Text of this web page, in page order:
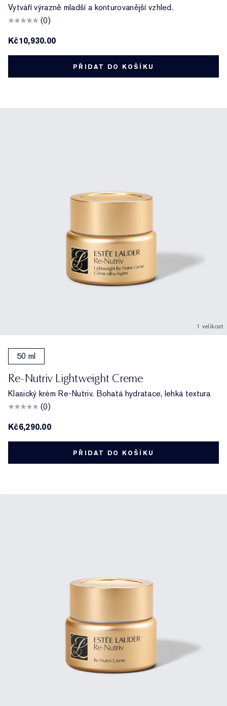
Vytváří výrazně mladší a konturovanější vzhled.
(0)
Kč10,930.00
PŘIDAT DO KOŠÍKU
1 velikost
50 ml
Re-Nutriv Lightweight Creme
Klasický krém Re-Nutriv. Bohatá hydratace, lehká textura
(0)
Kč6,290.00
PŘIDAT DO KOŠÍKU